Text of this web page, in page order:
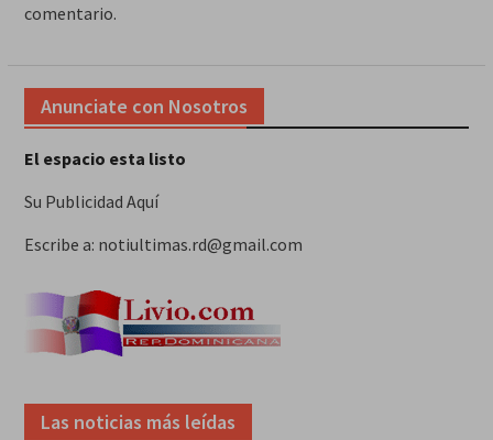
comentario.
Anunciate con Nosotros
El espacio esta listo
Su Publicidad Aquí
Escribe a: notiultimas.rd@gmail.com
Las noticias más leídas